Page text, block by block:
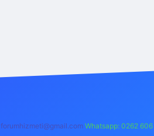
forumhizmeti@gmail.com Whatsapp: 0262